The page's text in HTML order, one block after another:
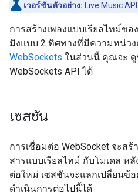
เวอร์ชันตัวอย่าง: Live Music
การสร้างเพลงแบบเรียลไทม์ข
มิงแบบ 2 ทิศทางที่มีความหน่วง
WebSockets ในส่วนนี้ คุณจะ ดู
WebSockets API ได้
เซสชัน
การเชื่อมต่อ WebSocket จะส
สารแบบเรียลไทม์ กับโมเดล ห
ต่อใหม่ เซสชันจะแลกเปลี่ยนข้อ
ดำเนินการต่อไปนี้ได้